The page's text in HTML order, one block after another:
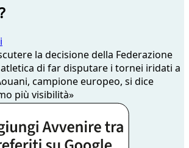
la decisione della Federazione
di far disputare i tornei iridati a
campione europeo, si dice
più visibilità»